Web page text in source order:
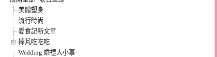
美體塑身
流行時尚
愛食記新文章
捧芃吃吃吃
Wedding 婚禮大小事